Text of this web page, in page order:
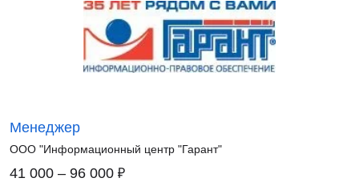
Менеджер
ООО "Информационный центр "Гарант"
41 000 – 96 000 ₽